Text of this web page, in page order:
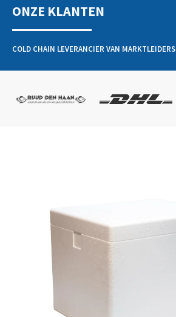
ONZE KLANTEN
COLD CHAIN LEVERANCIER VAN MARKTLEIDERS